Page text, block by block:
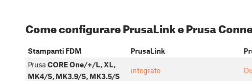
Come configurare PrusaLink e Prusa
Stampanti FDM PrusaLink
Prusa CORE One/+/L, XL,
MK4/S, MK3.9/S, MK3.5/S
integrato